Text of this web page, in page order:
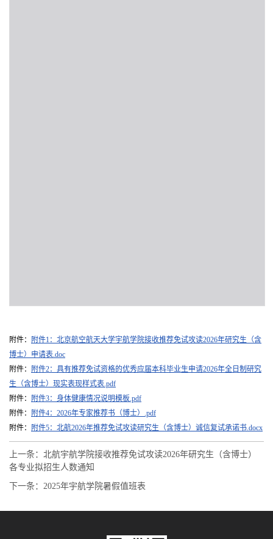
附件：
附件1：北京航空航天大学宇航学院接收推荐免试攻读2026年研究生（含
博士）申请表.doc
附件：
附件2：具有推荐免试资格的优秀应届本科毕业生申请2026年全日制研究
生（含博士）现实表现样式表.pdf
附件：
附件3：身体健康情况说明模板.pdf
附件：
附件4：2026年专家推荐书（博士）.pdf
附件：
附件5：北航2026年推荐免试攻读研究生（含博士）诚信复试承诺书.docx
上一条： 北航宇航学院接收推荐免试攻读2026年研究生（含博士）
各专业拟招生人数通知
下一条： 2025年宇航学院暑假值班表